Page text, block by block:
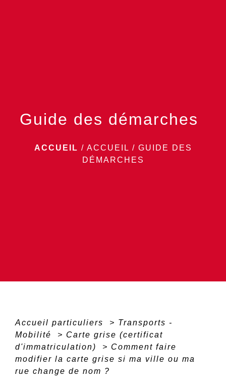
Guide des démarches
ACCUEIL / ACCUEIL / GUIDE DES
DÉMARCHES
Accueil particuliers > Transports -
Mobilité
> Carte grise (certificat
d'immatriculation)
> Comment faire
modifier la carte grise si ma ville ou ma
rue change de nom ?